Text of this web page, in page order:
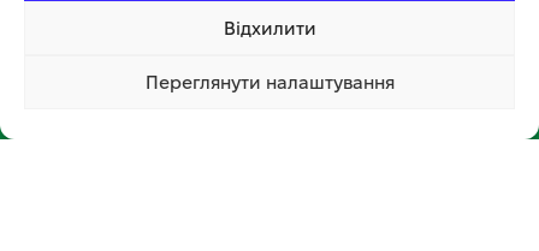
Відхилити
Переглянути налаштування